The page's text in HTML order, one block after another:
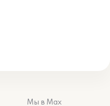
Мы в Max